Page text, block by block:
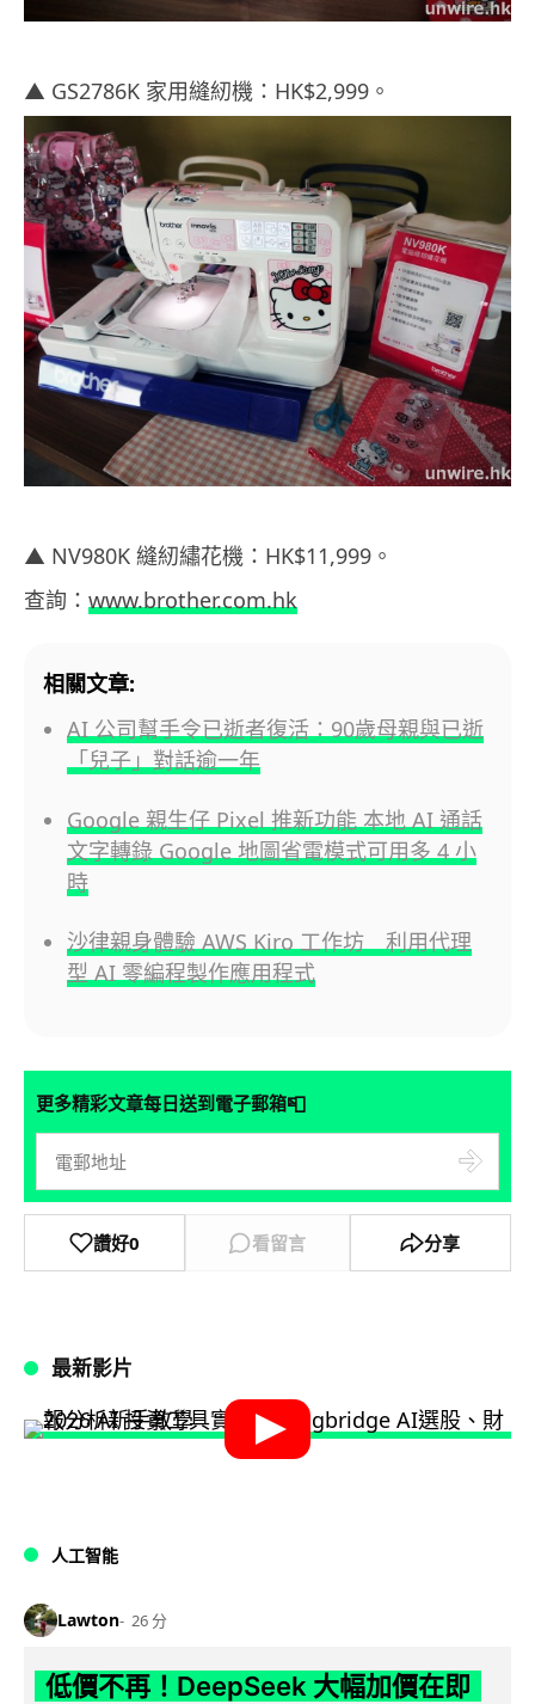
▲ GS2786K 家用縫紉機：HK$2,999。
▲ NV980K 縫紉繡花機：HK$11,999。
查詢： www.brother.com.hk
相關文章:
AI 公司幫手令已逝者復活：90歲母親與已逝
「兒子」對話逾一年
Google 親生仔 Pixel 推新功能 本地 AI 通話
文字轉錄 Google 地圖省電模式可用多 4 小
時
沙律親身體驗 AWS Kiro 工作坊 利用代理
型 AI 零編程製作應用程式
更多精彩文章每日送到電子郵箱📮
讚好0 看留言 分享
最新影片
人工智能
Lawton 26 分
低價不再！DeepSeek 大幅加價在即